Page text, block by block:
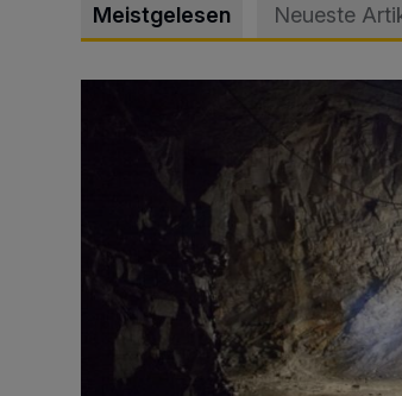
Meistgelesen Neueste